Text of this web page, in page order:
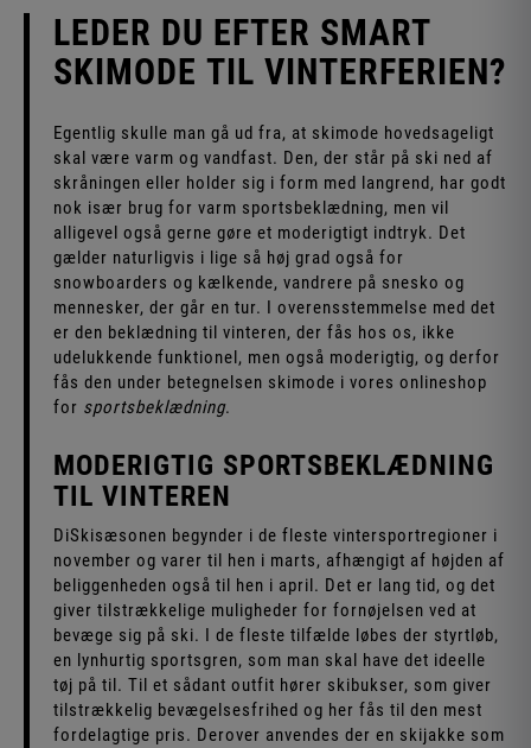
VINTERJAKKER
VINTERJAKKER
LEDER DU EFTER SMART
SKIMODE TIL VINTERFERIEN?
Egentlig skulle man gå ud fra, at skimode hovedsageligt
skal være varm og vandfast. Den, der står på ski ned af
skråningen eller holder sig i form med langrend, har godt
nok især brug for varm sportsbeklædning, men vil
alligevel også gerne gøre et moderigtigt indtryk. Det
gælder naturligvis i lige så høj grad også for
snowboarders og kælkende, vandrere på snesko og
mennesker, der går en tur. I overensstemmelse med det
er den beklædning til vinteren, der fås hos os, ikke
udelukkende funktionel, men også moderigtig, og derfor
fås den under betegnelsen skimode i vores onlineshop
for sportsbeklædning.
MODERIGTIG SPORTSBEKLÆDNING
TIL VINTEREN
DiSkisæsonen begynder i de fleste vintersportregioner i
november og varer til hen i marts, afhængigt af højden af
beliggenheden også til hen i april. Det er lang tid, og det
giver tilstrækkelige muligheder for fornøjelsen ved at
bevæge sig på ski. I de fleste tilfælde løbes der styrtløb,
en lynhurtig sportsgren, som man skal have det ideelle
tøj på til. Til et sådant outfit hører skibukser, som giver
tilstrækkelig bevægelsesfrihed og her fås til den mest
fordelagtige pris. Derover anvendes der en skijakke som